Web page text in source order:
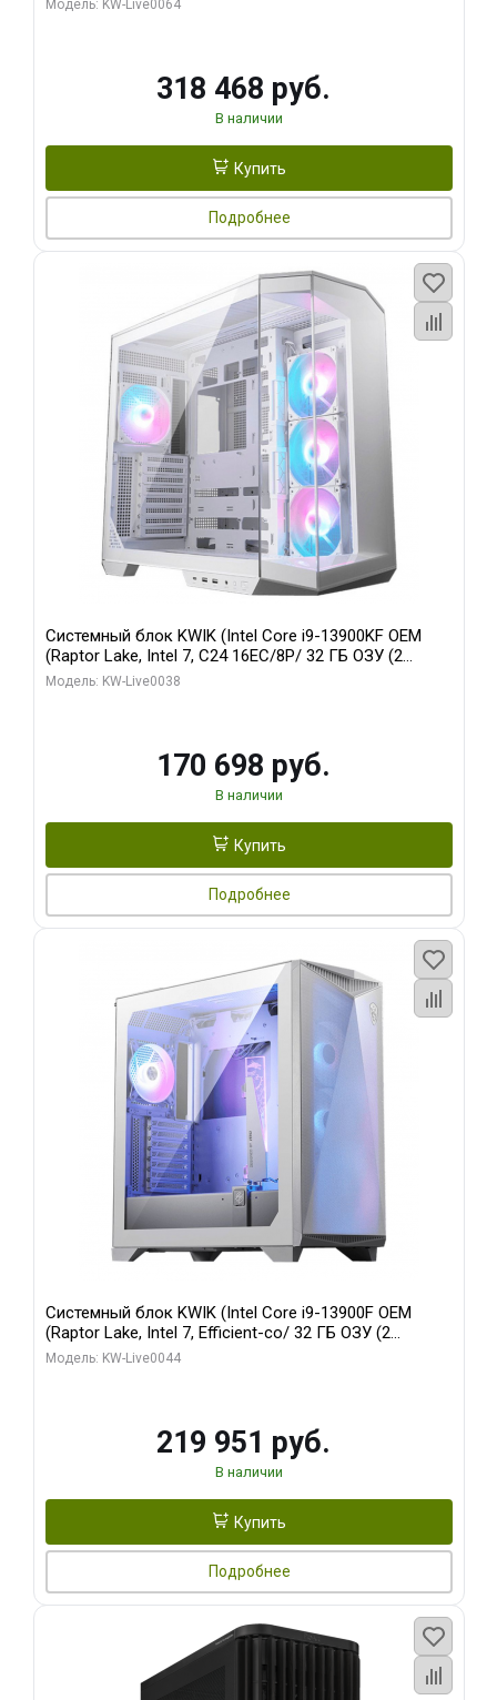
Модель: KW-Live0064
318 468 руб.
В наличии
Купить
Подробнее
Системный блок KWIK (Intel Core i9-13900KF OEM
(Raptor Lake, Intel 7, C24 16EC/8P/ 32 ГБ ОЗУ (2
модуля)/ Gigabyte RX9070XT GAMING OC 16GB GDDR6
Модель: KW-Live0038
170 698 руб.
В наличии
Купить
Подробнее
Системный блок KWIK (Intel Core i9-13900F OEM
(Raptor Lake, Intel 7, Efficient-co/ 32 ГБ ОЗУ (2
модуля)/ Gigabyte RTX5070Ti AERO OC 16GB GDDR7
Модель: KW-Live0044
219 951 руб.
В наличии
Купить
Подробнее